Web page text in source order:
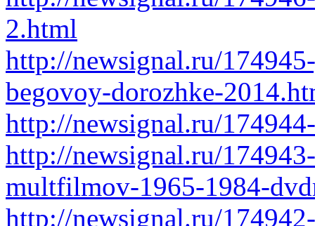
2.html
http://newsignal.ru/
begovoy-dorozhke-
http://newsignal.ru/
http://newsignal.ru/
multfilmov-1965-1984-
http://newsignal.ru/